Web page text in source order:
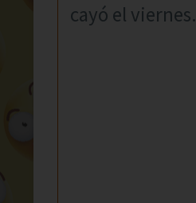
cayó el viernes.